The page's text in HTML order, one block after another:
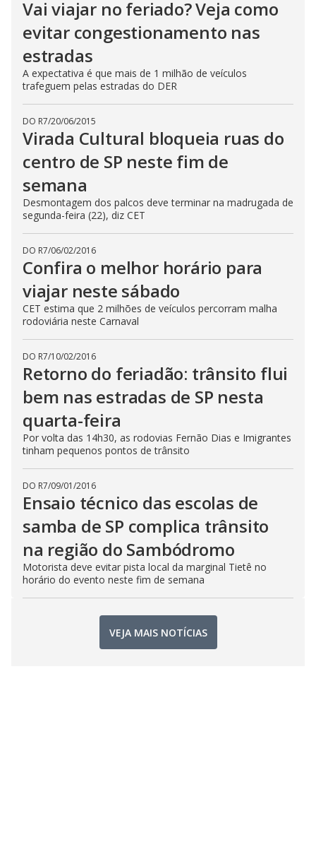
Vai viajar no feriado? Veja como
evitar congestionamento nas
estradas
A expectativa é que mais de 1 milhão de veículos
trafeguem pelas estradas do DER
DO R7/20/06/2015
Virada Cultural bloqueia ruas do
centro de SP neste fim de
semana
Desmontagem dos palcos deve terminar na madrugada de
segunda-feira (22), diz CET
DO R7/06/02/2016
Confira o melhor horário para
viajar neste sábado
CET estima que 2 milhões de veículos percorram malha
rodoviária neste Carnaval
DO R7/10/02/2016
Retorno do feriadão: trânsito flui
bem nas estradas de SP nesta
quarta-feira
Por volta das 14h30, as rodovias Fernão Dias e Imigrantes
tinham pequenos pontos de trânsito
DO R7/09/01/2016
Ensaio técnico das escolas de
samba de SP complica trânsito
na região do Sambódromo
Motorista deve evitar pista local da marginal Tietê no
horário do evento neste fim de semana
VEJA MAIS NOTÍCIAS